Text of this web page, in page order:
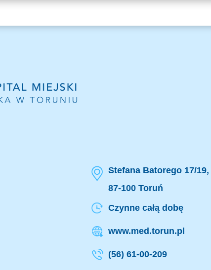
Stefana Batorego 17/19,
87-100 Toruń
Czynne całą dobę
www.med.torun.pl
(56) 61-00-209